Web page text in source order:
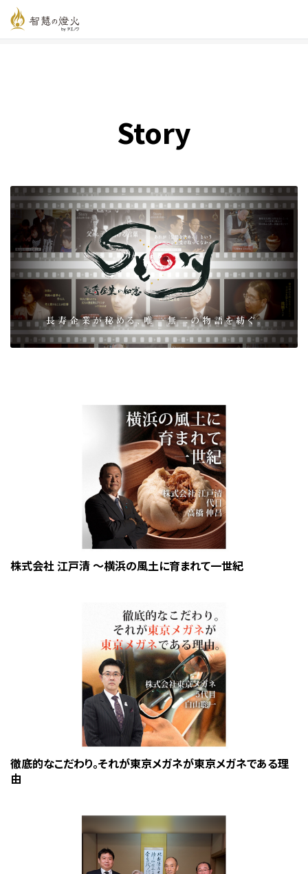
智慧の燈火オンライン
Story
株式会社 江戸清 〜横浜の風土に育まれて一世紀
徹底的なこだわり。それが東京メガネが東京メガネである理
由